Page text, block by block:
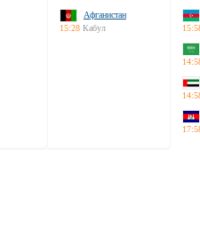
Афганистан
15:28 Кабул